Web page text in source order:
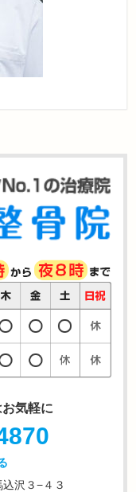
気軽に
沢３−４３